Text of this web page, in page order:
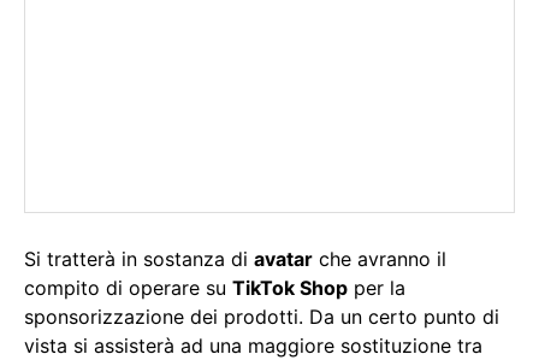
Si tratterà in sostanza di avatar che avranno il
compito di operare su TikTok Shop per la
sponsorizzazione dei prodotti. Da un certo punto di
vista si assisterà ad una maggiore sostituzione tra